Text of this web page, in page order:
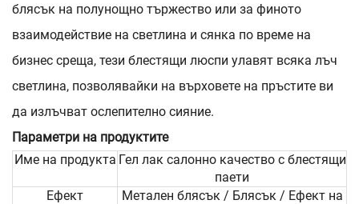
блясък на полунощно тържество или за финото
взаимодействие на светлина и сянка по време на
бизнес среща, тези блестящи люспи улавят всяка лъч
светлина, позволявайки на върховете на пръстите ви
да излъчват ослепително сияние.
Параметри на продуктите
Име на продукта Гел лак салонно качество с блестящи
паети
Ефект
Метален блясък / Блясък / Ефект на